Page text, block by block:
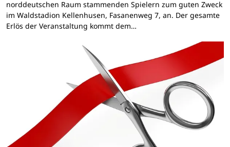
norddeutschen Raum stammenden Spielern zum guten Zweck
im Waldstadion Kellenhusen, Fasanenweg 7, an. Der gesamte
Erlös der Veranstaltung kommt dem…